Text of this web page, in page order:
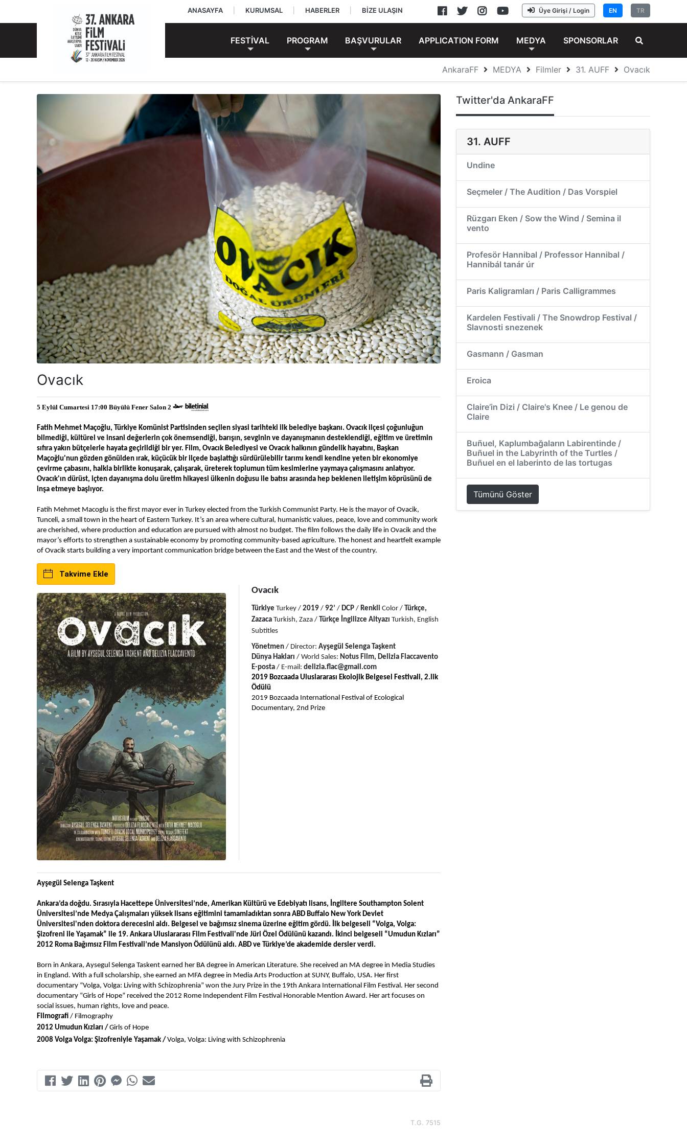
TR
EN
Üye Girişi / Login
ANASAYFA KURUMSAL HABERLER BİZE ULAŞIN
FESTİVAL PROGRAM BAŞVURULAR APPLICATION FORM MEDYA SPONSORLAR
AnkaraFF MEDYA Filmler 31. AUFF Ovacık
Ovacık
5 Eylül Cumartesi 17:00 Büyülü Fener Salon 2
Fatih Mehmet Maçoğlu, Türkiye Komünist Partisinden seçilen siyasi tarihteki ilk belediye başkanı. Ovacık ilçesi çoğunluğun
bilmediği, kültürel ve insani değerlerin çok önemsendiği, barışın, sevginin ve dayanışmanın desteklendiği, eğitim ve üretimin
sıfıra yakın bütçelerle hayata geçirildiği bir yer. Film, Ovacık Belediyesi ve Ovacık halkının gündelik hayatını, Başkan
Maçoğlu'nun gözden gönülden ırak, küçücük bir ilçede başlattığı sürdürülebilir tarımı kendi kendine yeten bir ekonomiye
çevirme çabasını, halkla birlikte konuşarak, çalışarak, üreterek toplumun tüm kesimlerine yaymaya çalışmasını anlatıyor.
Ovacık'ın dürüst, içten dayanışma dolu üretim hikayesi ülkenin doğusu ile batısı arasında hep beklenen iletişim köprüsünü de
inşa etmeye başlıyor.
Fatih Mehmet Macoglu is the first mayor ever in Turkey elected from the Turkish Communist Party. He is the mayor of Ovacik,
Tunceli, a small town in the heart of Eastern Turkey. It’s an area where cultural, humanistic values, peace, love and community work
are cherished, where production and education are pursued with almost no budget. The film follows the daily life in Ovacik and the
mayor’s efforts to strengthen a sustainable economy by promoting community-based agriculture. The honest and heartfelt example
of Ovacik starts building a very important communication bridge between the East and the West of the country.
Takvime Ekle
Ovacık
Türkiye Turkey / 2019 / 92’ / DCP / Renkli Color / Türkçe,
Zazaca Turkish, Zaza / Türkçe İngilizce Altyazı Turkish, English
Subtitles
Yönetmen / Director: Ayşegül Selenga Taşkent
Dünya Hakları / World Sales: Notus Film, Delizia Flaccavento
E-posta / E-mail: delizia.flac@gmail.com
2019 Bozcaada Uluslararası Ekolojik Belgesel Festivali, 2.lik
Ödülü
2019 Bozcaada International Festival of Ecological
Documentary, 2nd Prize
Ayşegül Selenga Taşkent
Ankara’da doğdu. Sırasıyla Hacettepe Üniversitesi’nde, Amerikan Kültürü ve Edebiyatı lisans, İngiltere Southampton Solent
Üniversitesi’nde Medya Çalışmaları yüksek lisans eğitimini tamamladıktan sonra ABD Buffalo New York Devlet
Üniversitesi'nden doktora derecesini aldı. Belgesel ve bağımsız sinema üzerine eğitim gördü. İlk belgeseli “Volga, Volga:
Şizofreni ile Yaşamak” ile 19. Ankara Uluslararası Film Festivali'nde Jüri Özel Ödülünü kazandı. İkinci belgeseli “Umudun Kızları”
2012 Roma Bağımsız Film Festivali’nde Mansiyon Ödülünü aldı. ABD ve Türkiye’de akademide dersler verdi.
Born in Ankara, Aysegul Selenga Taskent earned her BA degree in American Literature. She received an MA degree in Media Studies
in England. With a full scholarship, she earned an MFA degree in Media Arts Production at SUNY, Buffalo, USA. Her first
documentary “Volga, Volga: Living with Schizophrenia” won the Jury Prize in the 19th Ankara International Film Festival. Her second
documentary “Girls of Hope” received the 2012 Rome Independent Film Festival Honorable Mention Award. Her art focuses on
social issues, human rights, love and peace.
Filmografi / Filmography
2012 Umudun Kızları / Girls of Hope
2008 Volga Volga: Şizofreniyle Yaşamak / Volga, Volga: Living with Schizophrenia
T.G. 7515
Twitter'da AnkaraFF
31. AUFF
Undine
Seçmeler / The Audition / Das Vorspiel
Rüzgarı Eken / Sow the Wind / Semina il
vento
Profesör Hannibal / Professor Hannibal /
Hannibál tanár úr
Paris Kaligramları / Paris Calligrammes
Kardelen Festivali / The Snowdrop Festival /
Slavnosti snezenek
Gasmann / Gasman
Eroica
Claire’in Dizi / Claire's Knee / Le genou de
Claire
Buñuel, Kaplumbağaların Labirentinde /
Buñuel in the Labyrinth of the Turtles /
Buñuel en el laberinto de las tortugas
Tümünü Göster